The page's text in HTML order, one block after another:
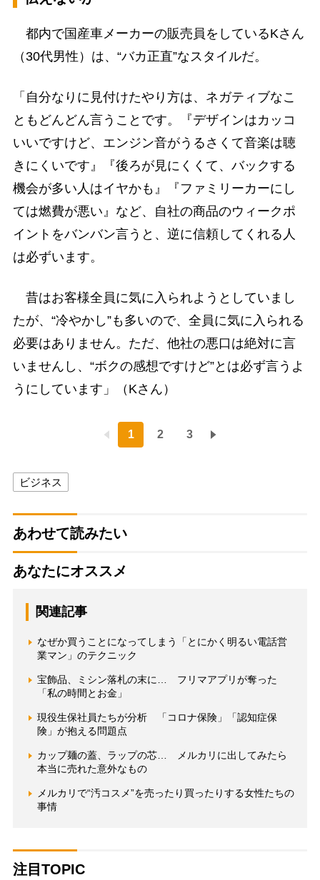
都内で国産車メーカーの販売員をしているKさん
（30代男性）は、“バカ正直”なスタイルだ。
「自分なりに見付けたやり方は、ネガティブなこ
ともどんどん言うことです。『デザインはカッコ
いいですけど、エンジン音がうるさくて音楽は聴
きにくいです』『後ろが見にくくて、バックする
機会が多い人はイヤかも』『ファミリーカーにし
ては燃費が悪い』など、自社の商品のウィークポ
イントをバンバン言うと、逆に信頼してくれる人
は必ずいます。
昔はお客様全員に気に入られようとしていまし
たが、“冷やかし”も多いので、全員に気に入られる
必要はありません。ただ、他社の悪口は絶対に言
いませんし、“ボクの感想ですけど”とは必ず言うよ
うにしています」（Kさん）
1 2 3
ビジネス
あわせて読みたい
あなたにオススメ
関連記事
なぜか買うことになってしまう「とにかく明るい電話営
業マン」のテクニック
宝飾品、ミシン落札の末に… フリマアプリが奪った
「私の時間とお金」
現役生保社員たちが分析 「コロナ保険」「認知症保
険」が抱える問題点
カップ麺の蓋、ラップの芯… メルカリに出してみたら
本当に売れた意外なもの
メルカリで“汚コスメ”を売ったり買ったりする女性たちの
事情
注目TOPIC